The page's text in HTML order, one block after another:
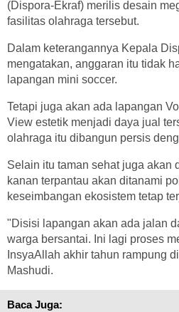
(Dispora-Ekraf) merilis desain
fasilitas olahraga tersebut.
Dalam keterangannya Kepala
mengatakan, anggaran itu tidak
lapangan mini soccer.
Tetapi juga akan ada lapangan
View estetik menjadi daya jual
olahraga itu dibangun persis
Selain itu taman sehat juga akan
kanan terpantau akan ditanami
keseimbangan ekosistem tetap
"Disisi lapangan akan ada jalan
warga bersantai. Ini lagi proses
InsyaAllah akhir tahun rampung
Mashudi.
Baca Juga: